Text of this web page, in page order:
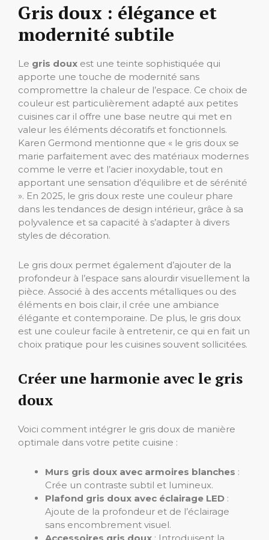
Gris doux : élégance et
modernité subtile
Le gris doux est une teinte sophistiquée qui
apporte une touche de modernité sans
compromettre la chaleur de l’espace. Ce choix de
couleur est particulièrement adapté aux petites
cuisines car il offre une base neutre qui met en
valeur les éléments décoratifs et fonctionnels.
Karen Germond mentionne que « le gris doux se
marie parfaitement avec des matériaux modernes
comme le verre et l’acier inoxydable, tout en
apportant une sensation d’équilibre et de sérénité
». En 2025, le gris doux reste une couleur phare
dans les tendances de design intérieur, grâce à sa
polyvalence et sa capacité à s’adapter à divers
styles de décoration.
Le gris doux permet également d’ajouter de la
profondeur à l’espace sans alourdir visuellement la
pièce. Associé à des accents métalliques ou des
éléments en bois clair, il crée une ambiance
élégante et contemporaine. De plus, le gris doux
est une couleur facile à entretenir, ce qui en fait un
choix pratique pour les cuisines souvent sollicitées.
Créer une harmonie avec le gris
doux
Voici comment intégrer le gris doux de manière
optimale dans votre petite cuisine :
Murs gris doux avec armoires blanches :
Crée un contraste subtil et lumineux.
Plafond gris doux avec éclairage LED :
Ajoute de la profondeur et de l’éclairage
sans encombrement visuel.